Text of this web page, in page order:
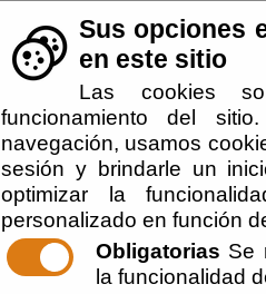
Sus opciones
en este sitio
Las cookies
funcionamiento del
navegación, usamos
sesión y brindarle un
optimizar la
personalizado en función
Obligatorias Se
la funcionalidad
Usted se encuentra aquí:Inicio //